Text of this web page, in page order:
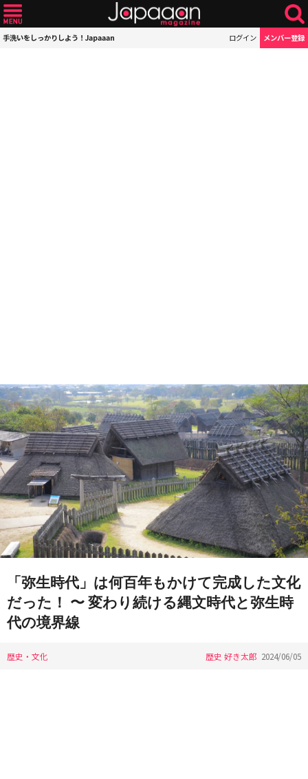
手洗いをしっかりしよう！Japaaan ログイン メンバー登録
「弥生時代」は何百年もかけて完成した文化
だった！ 〜 変わり続ける縄文時代と弥生時
代の境界線
歴史・文化 歴史 好き太郎 2024/06/05